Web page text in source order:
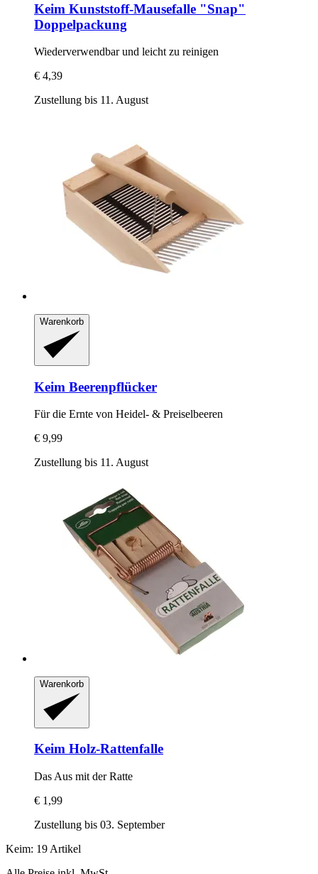
Keim Kunststoff-​Mausefalle "Snap"
Doppelpackung
Wiederverwendbar und leicht zu reinigen
€ 4,39
Zustellung bis 11. August
Warenkorb
Keim Beerenpflücker
Für die Ernte von Heidel-​ & Preiselbeeren
€ 9,99
Zustellung bis 11. August
Warenkorb
Keim Holz-​Rattenfalle
Das Aus mit der Ratte
€ 1,99
Zustellung bis 03. September
Keim: 19 Artikel